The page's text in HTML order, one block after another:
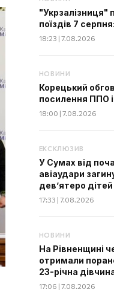
"Укрзалізниця"
поїздів 7
18:23 | 7.08.2026
НОВИНИ
Корецький
посилення ППО
18:00 | 7.08.2026
ЕКСКЛЮЗИВ
У Сумах від
авіаудари
дев’ятеро
17:33 | 7.08.2026
НОВИНИ
На Рівненщині
отримали
23-річна
17:06 | 7.08.2026